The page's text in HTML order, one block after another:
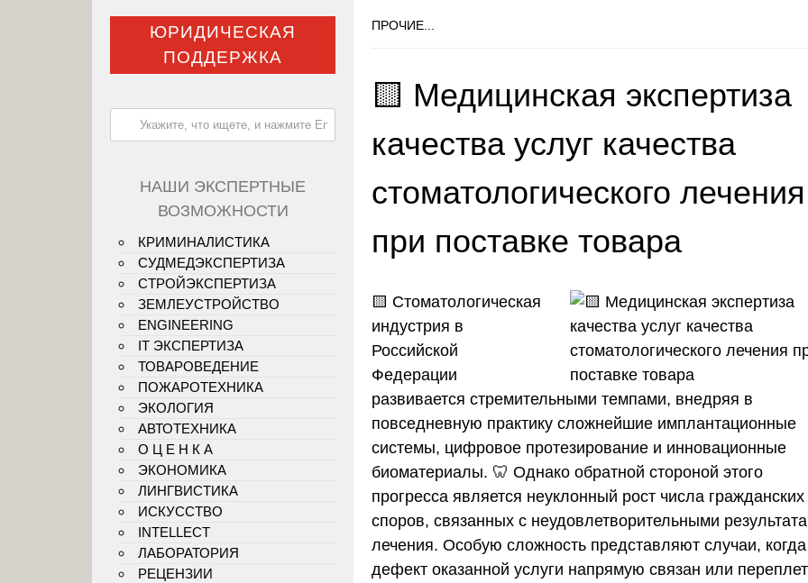
ПРОЧИЕ...
🟨 Медицинская экспертиза
качества услуг качества
стоматологического лечения
при поставке товара
🟨 Стоматологическая
индустрия в
Российской
Федерации
развивается стремительными темпами, внедряя в
повседневную практику сложнейшие имплантационные
системы, цифровое протезирование и инновационные
биоматериалы. 🦷 Однако обратной стороной этого
прогресса является неуклонный рост числа гражданских
споров, связанных с неудовлетворительными
лечения. Особую сложность представляют случаи, когда
дефект оказанной услуги напрямую связан или
ЮРИДИЧЕСКАЯ
ПОДДЕРЖКА
НАШИ ЭКСПЕРТНЫЕ
ВОЗМОЖНОСТИ
КРИМИНАЛИСТИКА
СУДМЕДЭКСПЕРТИЗА
СТРОЙЭКСПЕРТИЗА
ЗЕМЛЕУСТРОЙСТВО
ENGINEERING
IT ЭКСПЕРТИЗА
ТОВАРОВЕДЕНИЕ
ПОЖАРОТЕХНИКА
ЭКОЛОГИЯ
АВТОТЕХНИКА
О Ц Е Н К А
ЭКОНОМИКА
ЛИНГВИСТИКА
ИСКУССТВО
INTELLECT
ЛАБОРАТОРИЯ
РЕЦЕНЗИИ